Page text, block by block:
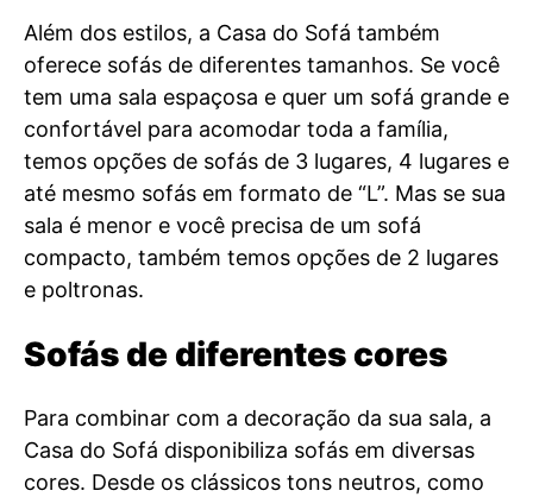
Além dos estilos, a Casa do Sofá também
oferece sofás de diferentes tamanhos. Se você
tem uma sala espaçosa e quer um sofá grande e
confortável para acomodar toda a família,
temos opções de sofás de 3 lugares, 4 lugares e
até mesmo sofás em formato de “L”. Mas se sua
sala é menor e você precisa de um sofá
compacto, também temos opções de 2 lugares
e poltronas.
Sofás de diferentes cores
Para combinar com a decoração da sua sala, a
Casa do Sofá disponibiliza sofás em diversas
cores. Desde os clássicos tons neutros, como